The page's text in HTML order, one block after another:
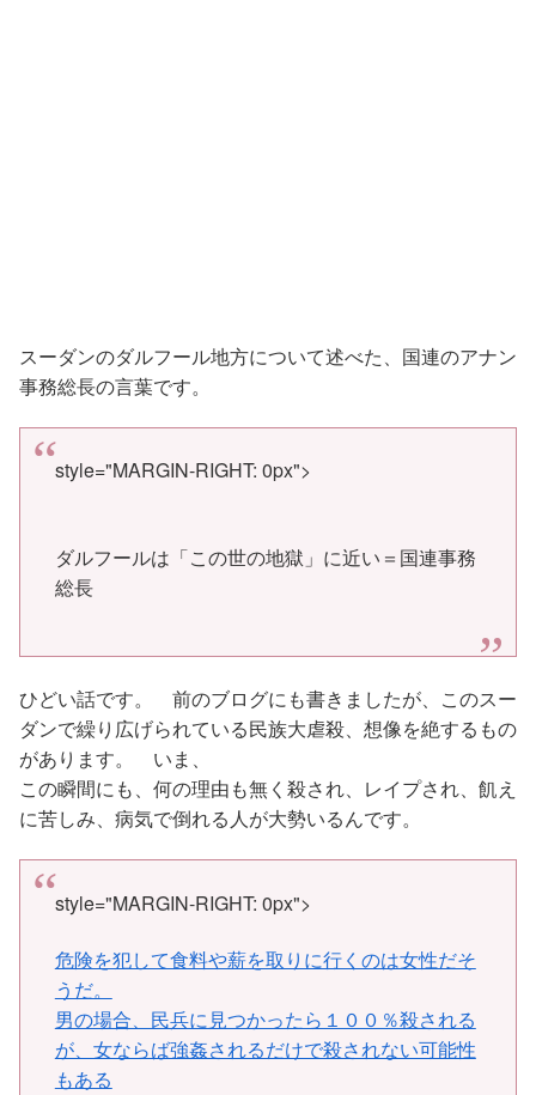
スーダンのダルフール地方について述べた、国連のアナン
事務総長の言葉です。
style="MARGIN-RIGHT: 0px">
ダルフールは「この世の地獄」に近い＝国連事務
総長
ひどい話です。 前のブログにも書きましたが、このスー
ダンで繰り広げられている民族大虐殺、想像を絶するもの
があります。 いま、
この瞬間にも、何の理由も無く殺され、レイプされ、飢え
に苦しみ、病気で倒れる人が大勢いるんです。
style="MARGIN-RIGHT: 0px">
危険を犯して食料や薪を取りに行くのは女性だそ
うだ。
男の場合、民兵に見つかったら１００％殺される
が、女ならば強姦されるだけで殺されない可能性
もある